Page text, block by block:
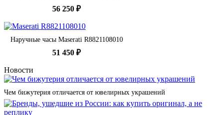
56 250 ₽
Наручные часы Maserati R8821108010
51 450 ₽
Новости
Чем бижутерия отличается от ювелирных украшений